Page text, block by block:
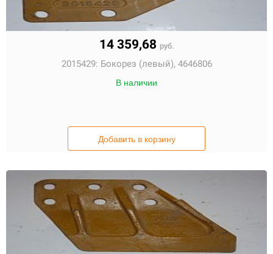
14 359,68 руб.
2015429: Бокорез (левый), 4646806
В наличии
Добавить в корзину